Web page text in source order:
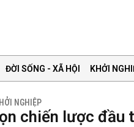
ĐỜI SỐNG - XÃ HỘI KHỞI
NGHIỆP
chiến lược đầu